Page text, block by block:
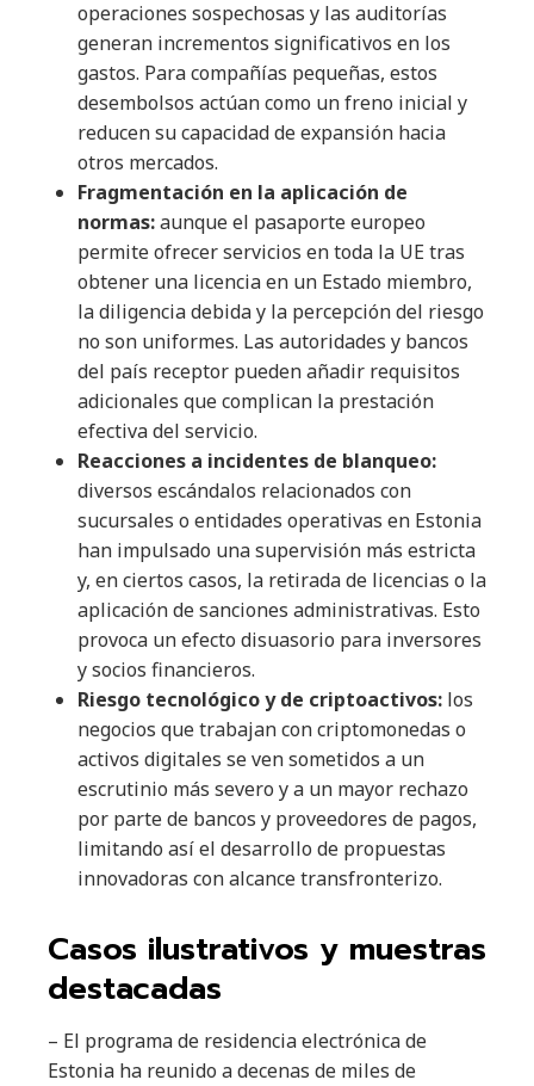
operaciones sospechosas y las auditorías
generan incrementos significativos en los
gastos. Para compañías pequeñas, estos
desembolsos actúan como un freno inicial y
reducen su capacidad de expansión hacia
otros mercados.
Fragmentación en la aplicación de
normas:aunque el pasaporte europeo
permite ofrecer servicios en toda la UE tras
obtener una licencia en un Estado miembro,
la diligencia debida y la percepción del riesgo
no son uniformes. Las autoridades y bancos
del país receptor pueden añadir requisitos
adicionales que complican la prestación
efectiva del servicio.
Reacciones a incidentes de blanqueo:
diversos escándalos relacionados con
sucursales o entidades operativas en Estonia
han impulsado una supervisión más estricta
y, en ciertos casos, la retirada de licencias o la
aplicación de sanciones administrativas. Esto
provoca un efecto disuasorio para inversores
y socios financieros.
Riesgo tecnológico y de criptoactivos: los
negocios que trabajan con criptomonedas o
activos digitales se ven sometidos a un
escrutinio más severo y a un mayor rechazo
por parte de bancos y proveedores de pagos,
limitando así el desarrollo de propuestas
innovadoras con alcance transfronterizo.
Casos ilustrativos y muestras
destacadas
– El programa de residencia electrónica de
Estonia ha reunido a decenas de miles de